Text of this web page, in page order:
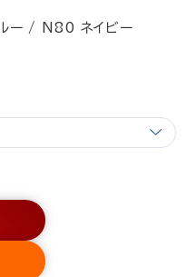
ー / N80 ネイビー